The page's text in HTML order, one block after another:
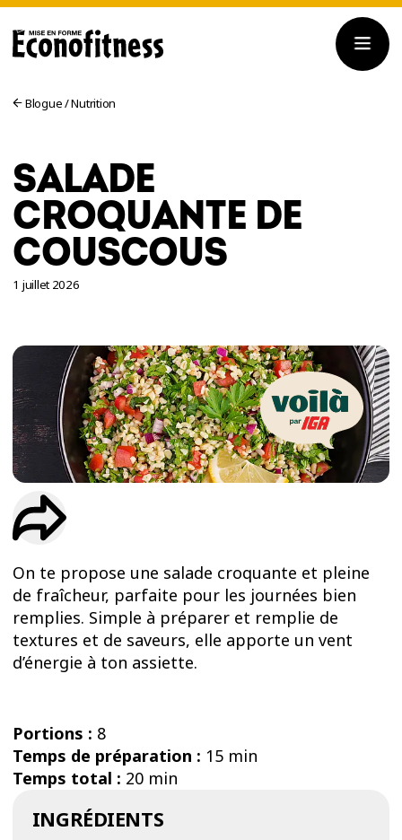
ESSAIS
ENTRAINEMENT
Blogue/Nutrition
SALADE
CROQUANTE DE
COUSCOUS
1 juillet 2026
On te propose une salade croquante et pleine
de fraîcheur, parfaite pour les journées bien
remplies. Simple à préparer et remplie de
textures et de saveurs, elle apporte un vent
d’énergie à ton assiette.
Portions : 8
Temps de préparation : 15 min
Temps total : 20 min
INGRÉDIENTS